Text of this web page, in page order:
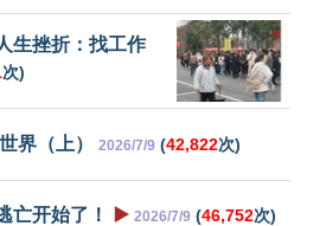
生挫折：找工作
次)
界（上） 2026/7/9 (42,822次)
亡开始了！ ▶️ 2026/7/9 (46,752次)